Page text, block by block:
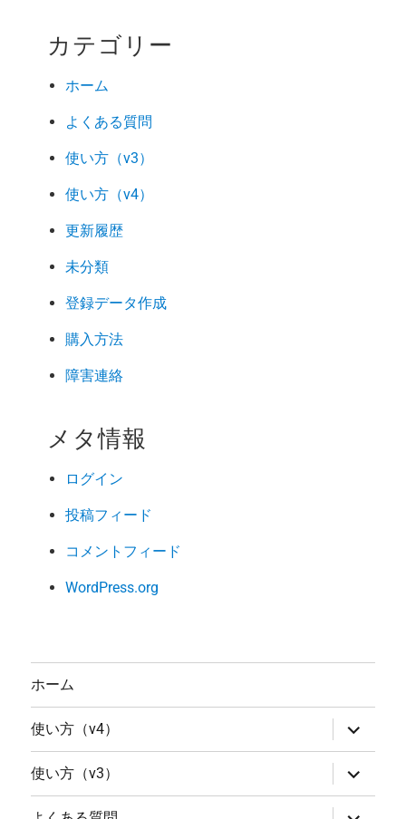
カテゴリー
ホーム
よくある質問
使い方（v3）
使い方（v4）
更新履歴
未分類
登録データ作成
購入方法
障害連絡
メタ情報
ログイン
投稿フィード
コメントフィード
WordPress.org
ホーム
使い方（v4）
サ
ブ
メ
ニ
ュ
ー
を
使い方（v3）
サ
ブ
メ
ニ
サ